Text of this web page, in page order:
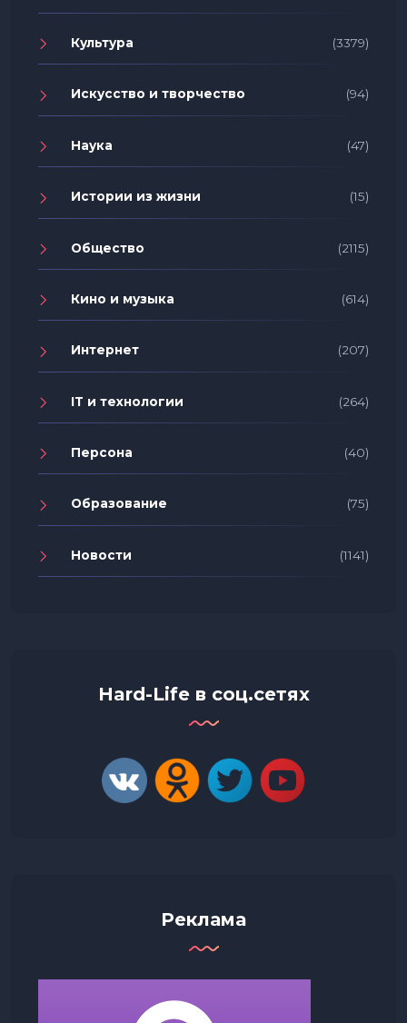
Культура (3379)
Искусство и творчество (94)
Наука (47)
Истории из жизни (15)
Общество (2115)
Кино и музыка (614)
Интернет (207)
IT и технологии (264)
Персона (40)
Образование (75)
Новости (1141)
Hard-Life в соц.сетях
Реклама